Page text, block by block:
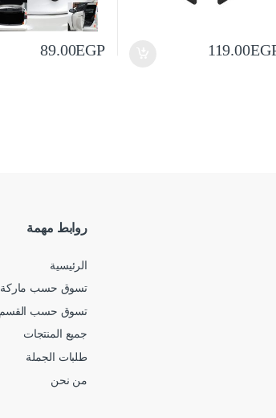
119.00
89.00EGP
روابط مهمة
الرئيسية
تسوق حسب ماركة
تسوق حسب القسم
جميع المنتجات
طلبات الجملة
من نحن